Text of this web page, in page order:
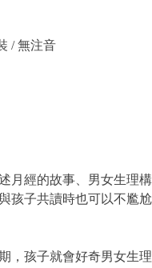
/ 無注音
月經的故事、男女生理
子共讀時也可以不尷
，孩子就會好奇男女生